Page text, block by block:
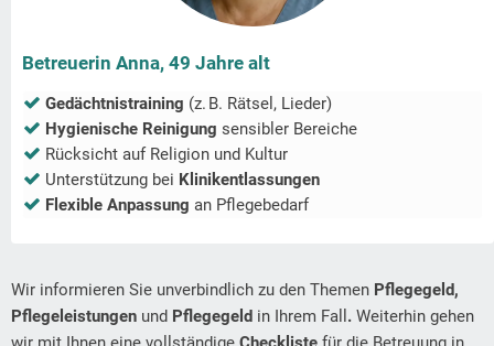
Betreuerin Anna, 49 Jahre alt
Gedächtnistraining (z. B. Rätsel, Lieder)
Hygienische Reinigung sensibler Bereiche
Rücksicht auf Religion und Kultur
Unterstützung bei Klinikentlassungen
Flexible Anpassung an Pflegebedarf
Wir informieren Sie unverbindlich zu den Themen Pflegegeld,
Pflegeleistungen und Pflegegeld in Ihrem Fall . Weiterhin gehen